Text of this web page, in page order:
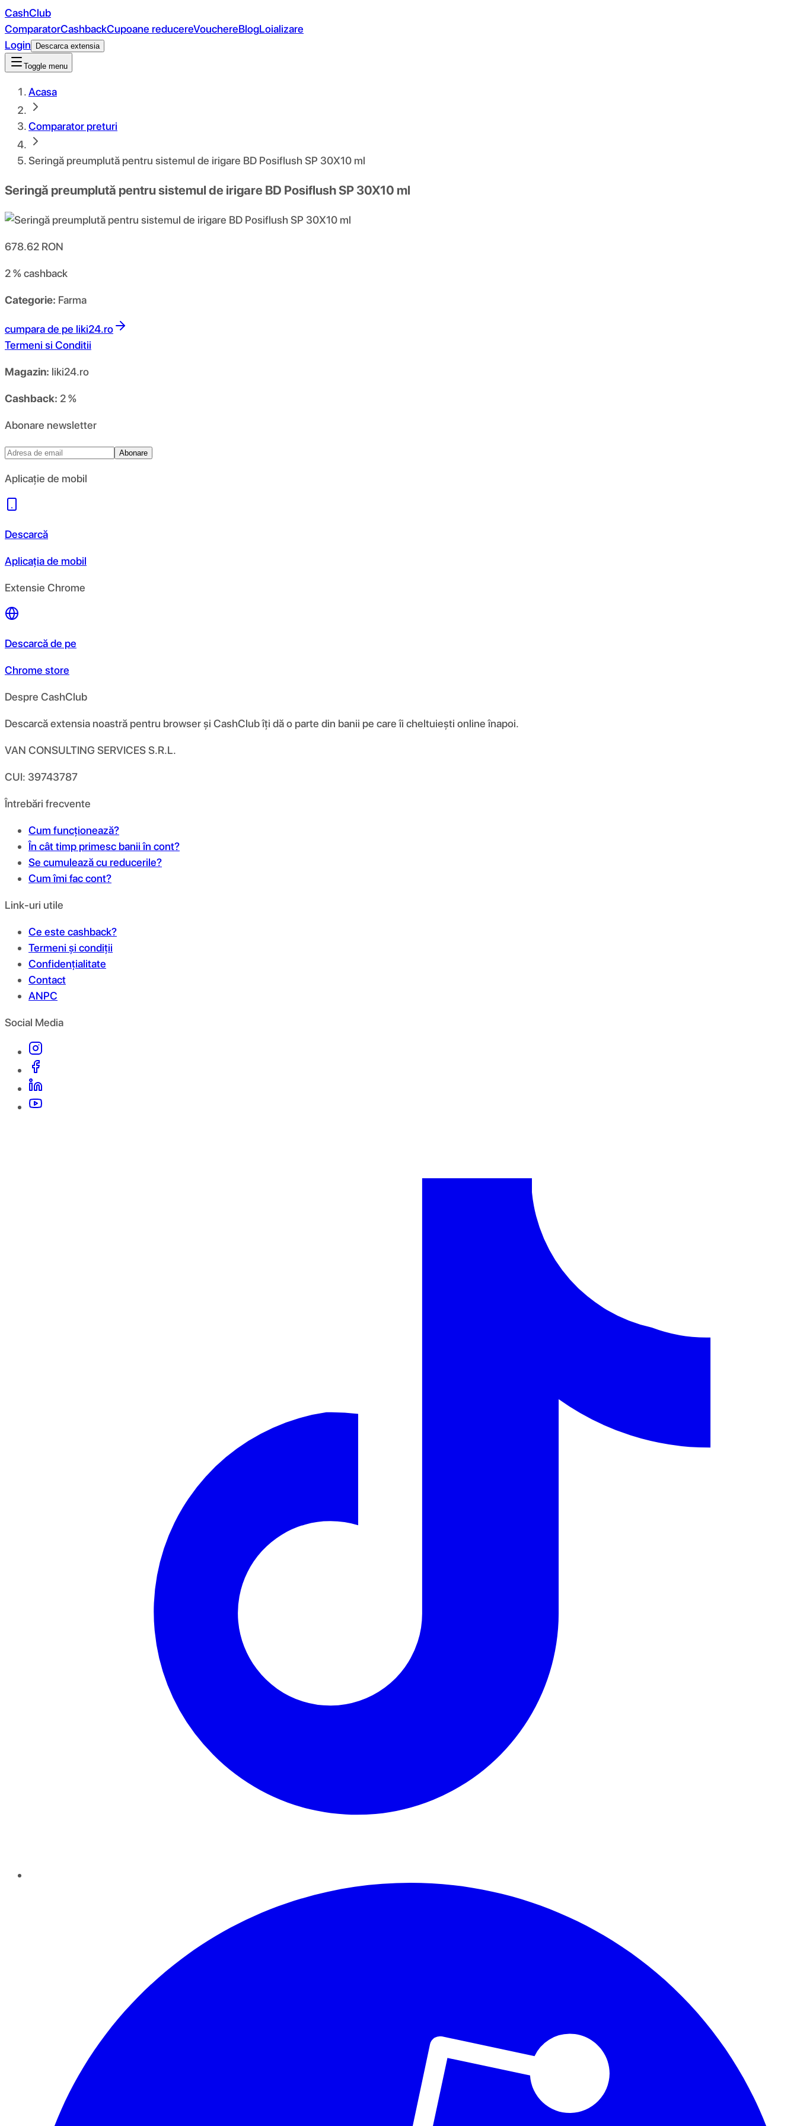
CashClub
ComparatorCashbackCupoane reducereVouchereBlogLoializare
Login
Descarca extensia
Toggle menu
Acasa
Comparator preturi
Seringă preumplută pentru sistemul de irigare BD Posiflush SP 30X10 ml
Seringă preumplută pentru sistemul de irigare BD Posiflush SP 30X10 ml
678.62 RON
2 %cashback
Categorie: Farma
cumpara de pe liki24.ro
Termeni si Conditii
Magazin: liki24.ro
Cashback: 2 %
Abonare newsletter
Abonare
Aplicație de mobil
Descarcă
Aplicația de mobil
Extensie Chrome
Descarcă de pe
Chrome store
Despre CashClub
Descarcă extensia noastră pentru browser și CashClub îți dă o parte din banii pe care îi cheltuiești online înapoi.
VAN CONSULTING SERVICES S.R.L.
CUI: 39743787
Întrebări frecvente
Cum funcționează?
În cât timp primesc banii în cont?
Se cumulează cu reducerile?
Cum îmi fac cont?
Link-uri utile
Ce este cashback?
Termeni și condiții
Confidențialitate
Contact
ANPC
Social Media